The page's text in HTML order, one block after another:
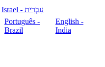
עִבְרִית - Israel
Português -
Brazil
English -
India